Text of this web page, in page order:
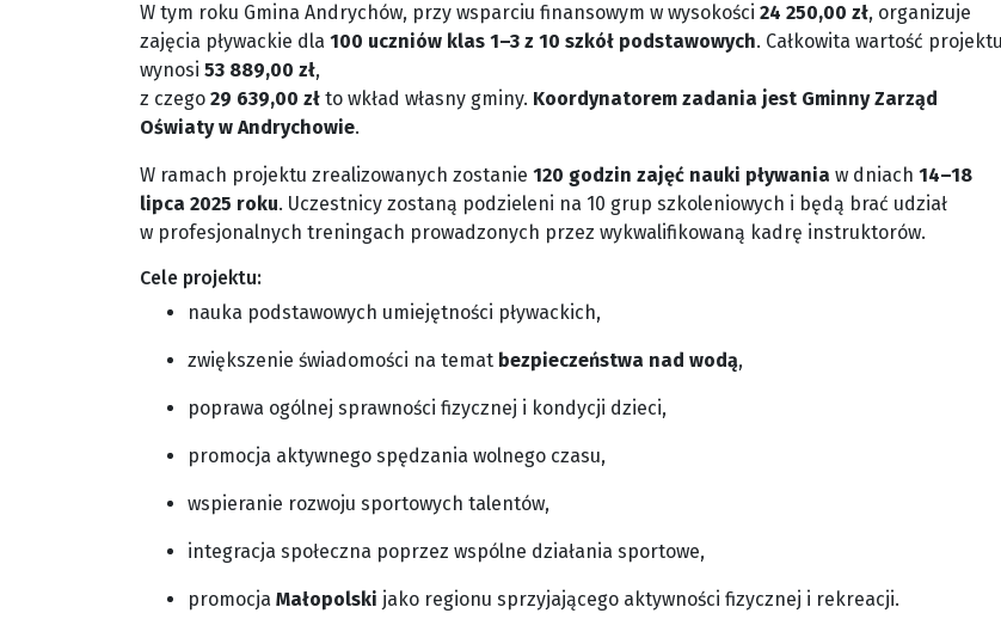
W tym roku Gmina Andrychów, przy wsparciu finansowym w wysokości 24 250,00 zł, organizuje
zajęcia pływackie dla 100 uczniów klas 1–3 z 10 szkół podstawowych. Całkowita wartość projektu
wynosi 53 889,00 zł,
z czego 29 639,00 zł to wkład własny gminy. Koordynatorem zadania jest Gminny Zarząd
Oświaty w Andrychowie.
W ramach projektu zrealizowanych zostanie 120 godzin zajęć nauki pływania w dniach 14–18
lipca 2025 roku. Uczestnicy zostaną podzieleni na 10 grup szkoleniowych i będą brać udział
w profesjonalnych treningach prowadzonych przez wykwalifikowaną kadrę instruktorów.
Cele projektu:
nauka podstawowych umiejętności pływackich,
zwiększenie świadomości na temat bezpieczeństwa nad wodą,
poprawa ogólnej sprawności fizycznej i kondycji dzieci,
promocja aktywnego spędzania wolnego czasu,
wspieranie rozwoju sportowych talentów,
integracja społeczna poprzez wspólne działania sportowe,
promocja Małopolski jako regionu sprzyjającego aktywności fizycznej i rekreacji.